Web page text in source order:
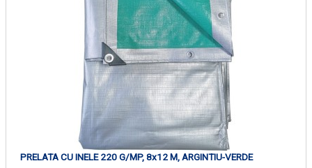
PRELATA CU INELE 220 G/MP, 8x12 M, ARGINTIU-VERDE